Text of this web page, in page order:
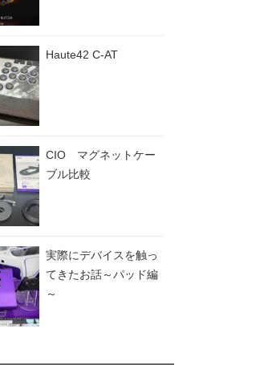
Haute42 C-AT
CIO マグネットケー
ブル比較
実際にデバイスを触っ
てきたお話～パッド編
～